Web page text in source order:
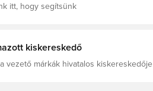
itt, hogy segítsünk
kiskereskedő
vezető márkák hivatalos kiskereskedője